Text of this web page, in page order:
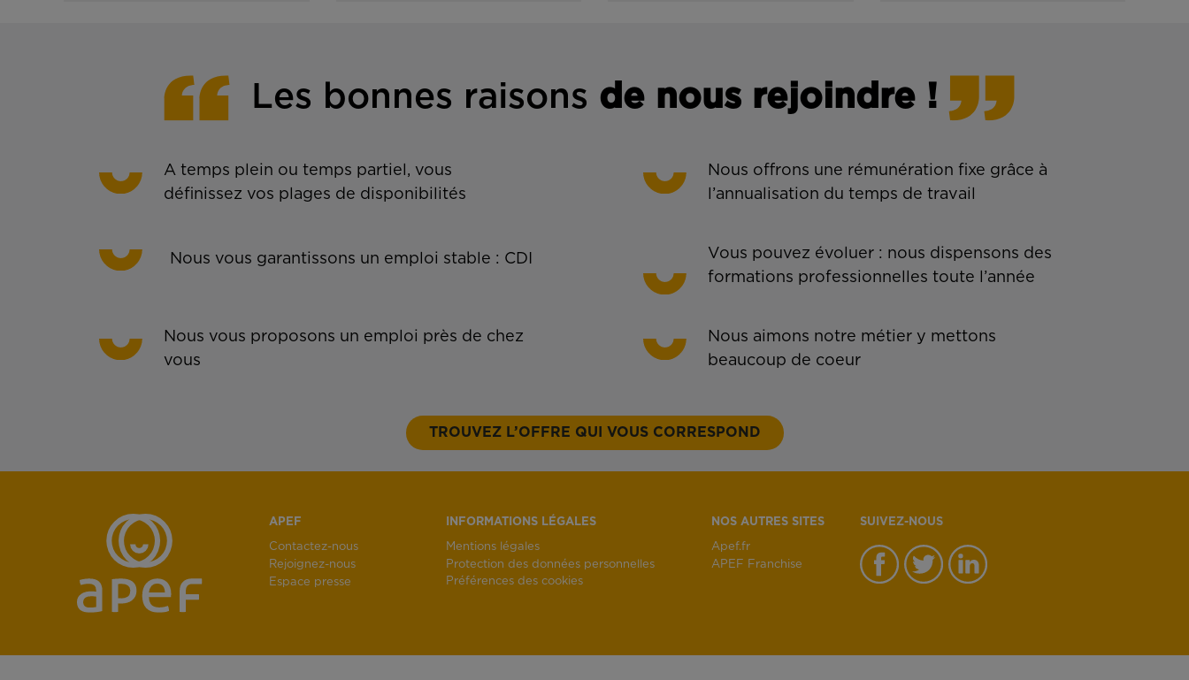
Les bonnes raisons de nous rejoindre !
A temps plein ou temps partiel, vous
définissez vos plages de disponibilités
Nous offrons une rémunération fixe grâce à
l’annualisation du temps de travail
Nous vous garantissons un emploi stable : CDI
Vous pouvez évoluer : nous dispensons des
formations professionnelles toute l’année
Nous vous proposons un emploi près de chez
vous
Nous aimons notre métier y mettons
beaucoup de coeur
TROUVEZ L’OFFRE QUI VOUS CORRESPOND
APEF
Contactez-nous
Rejoignez-nous
Espace presse
INFORMATIONS LÉGALES
Mentions légales
Protection des données personnelles
Préférences des cookies
NOS AUTRES SITES
Apef.fr
APEF Franchise
SUIVEZ-NOUS